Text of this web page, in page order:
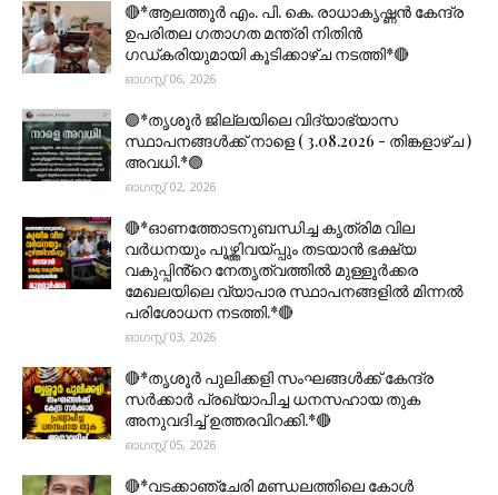
🔴*ആലത്തൂർ എം. പി. കെ. രാധാകൃഷ്ണൻ കേന്ദ്ര
ഉപരിതല ഗതാഗത മന്ത്രി നിതിൻ
ഗഡ്കരിയുമായി കൂടിക്കാഴ്ച നടത്തി*🔴
ഓഗസ്റ്റ് 06, 2026
🟣*തൃശൂര്‍ ജില്ലയിലെ വിദ്യാഭ്യാസ
സ്ഥാപനങ്ങൾക്ക് നാളെ ( 3.08.2026 - തിങ്കളാഴ്ച )
അവധി.*🟣
ഓഗസ്റ്റ് 02, 2026
🔴*ഓണത്തോടനുബന്ധിച്ച കൃത്രിമ വില
വർധനയും പൂഴ്ത്തിവയ്പ്പും തടയാൻ ഭക്ഷ്യ
വകുപ്പിൻ്റെ നേതൃത്വത്തിൽ മുള്ളൂർക്കര
മേഖലയിലെ വ്യാപാര സ്ഥാപനങ്ങളിൽ മിന്നൽ
പരിശോധന നടത്തി.*🔴
ഓഗസ്റ്റ് 03, 2026
🔴*തൃശൂര്‍ പുലിക്കളി സംഘങ്ങള്‍ക്ക് കേന്ദ്ര
സര്‍ക്കാര്‍ പ്രഖ്യാപിച്ച ധനസഹായ തുക
അനുവദിച്ച് ഉത്തരവിറക്കി.*🔴
ഓഗസ്റ്റ് 05, 2026
🔴*വടക്കാഞ്ചേരി മണ്ഡലത്തിലെ കോൾ